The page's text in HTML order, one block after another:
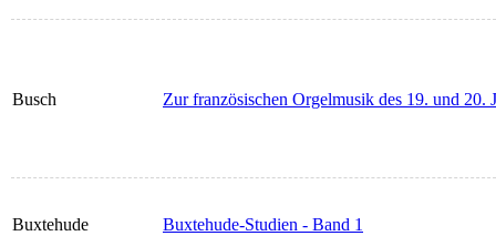
Busch Zur französischen Orgelmusik des 19. und 20.
Buxtehude Buxtehude-Studien - Band 1